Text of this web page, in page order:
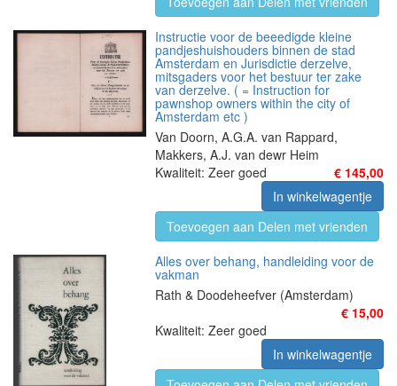
Instructie voor de beeedigde kleine
pandjeshuishouders binnen de stad
Amsterdam en Jurisdictie derzelve,
mitsgaders voor het bestuur ter zake
van derzelve. ( = Instruction for
pawnshop owners within the city of
Amsterdam etc )
Van Doorn, A.G.A. van Rappard,
Makkers, A.J. van dewr Heim
€ 145,00
Kwaliteit: Zeer goed
In winkelwagentje
Toevoegen aan Delen met vrienden
Alles over behang, handleiding voor de
vakman
Rath & Doodeheefver (Amsterdam)
€ 15,00
Kwaliteit: Zeer goed
In winkelwagentje